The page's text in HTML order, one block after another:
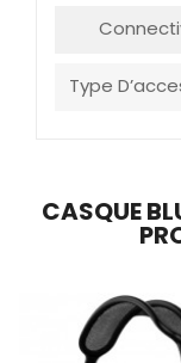
Type
CASQUE